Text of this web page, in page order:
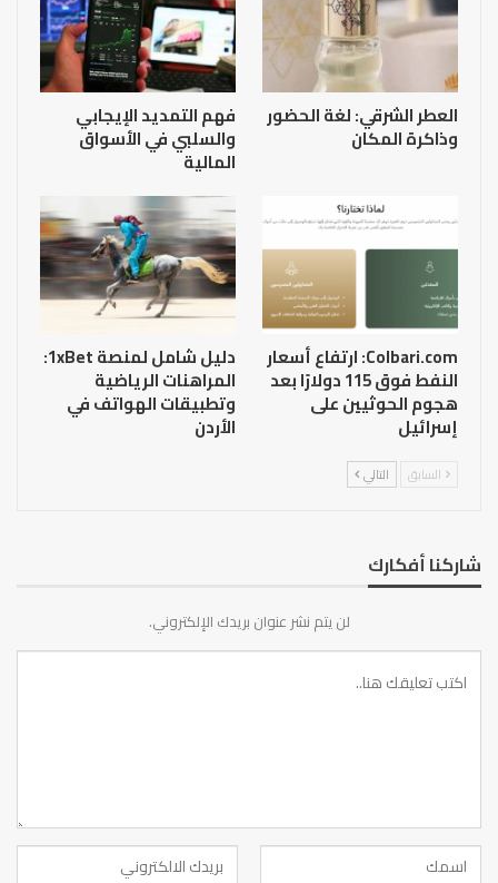
العطر الشرقي: لغة الحضور
وذاكرة المكان
فهم التمديد الإيجابي
والسلبي في الأسواق
المالية
Colbari.com: ارتفاع أسعار
النفط فوق 115 دولارًا بعد
هجوم الحوثيين على
إسرائيل
دليل شامل لمنصة 1xBet:
المراهنات الرياضية
وتطبيقات الهواتف في
الأردن
السابق التالي
شاركنا أفكارك
لن يتم نشر عنوان بريدك الإلكتروني.